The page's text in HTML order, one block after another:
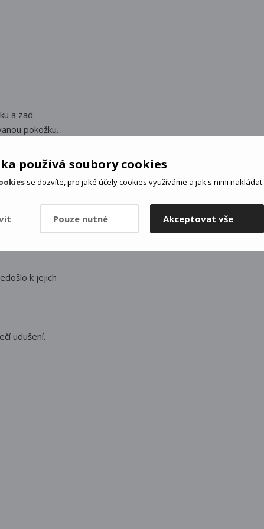
používá soubory cookies
se dozvíte, pro jaké účely cookies využíváme a jak s nimi nakládat.
Pouze nutné Akceptovat vše
a zad.
pokožku.
pokožky,
strojů.
a dbejte na
k jejich
udušení.